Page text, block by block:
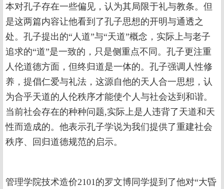
本对孔子存在一些偏见，认为其局限于礼与教条。但
是这两篇内容让他看到了孔子思想的开明与通透之
处。孔子提出的“人道”与“天道”概念，实际上与老子
追求的“道”是一致的，只是侧重点不同。孔子更注重
人伦道德方面，但终归道是一体的。孔子强调人性修
养，提倡仁爱与礼法，这源自他的天人合一思想，认
为合乎天道的人伦秩序才能使个人与社会达到和谐。
当前社会存在的种种问题,实际上是人违背了天道和天
性而造成的。他表示孔子学说为我们提供了重建社会
秩序、回归道德规范的启示。
管理学院技术造价2101的罗文博同学提到了他对“大昏